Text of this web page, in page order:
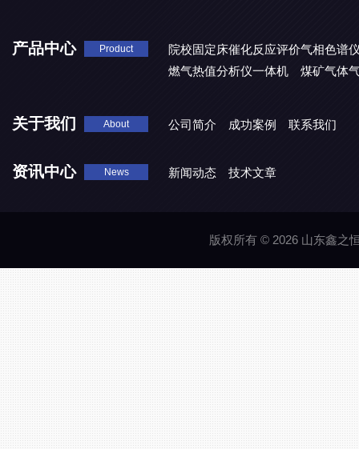
产品中心 Product
院校固定床催化反应评价气相色谱
燃气热值分析仪一体机
煤矿气体
关于我们 About 公司简介 成功案例 联系我们
资讯中心 News 新闻动态 技术文章
版权所有 © 2026 山东鑫之